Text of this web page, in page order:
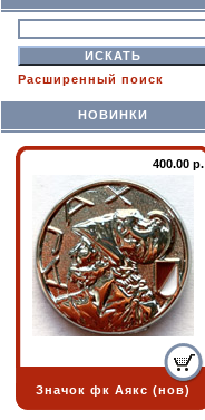
Расширенный поиск
НОВИНКИ
400.00 р.
Значок фк Аякс (нов)